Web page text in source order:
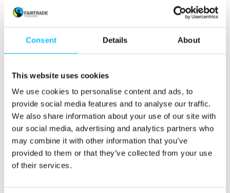
Consent Details About
This website uses cookies
We use cookies to personalise content and ads, to
provide social media features and to analyse our traffic.
We also share information about your use of our site with
our social media, advertising and analytics partners who
may combine it with other information that you’ve
provided to them or that they’ve collected from your use
of their services.
rekrytointikäytäntöihin ja -kustannuksiin sekä
noudattavat kansainvälisiä
ihmisoikeusnormeja, kuten kansainvälisen
yritystoimintaa ja ihmisoikeuksia koskevia
periaatteita.
Luonnonmarjojen sertifiointikriteerejä on
tarkoitus testata tänä vuonna
pilottikumppaniyrityksissä ja lanseerata
kriteerit kaikkien yritysten saataville keväällä
2025.